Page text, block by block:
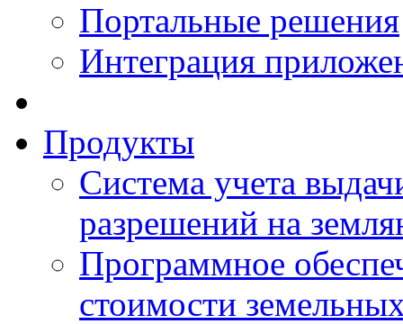
Портальные решения
Интеграция
Продукты
Система учета
разрешений на
Программное
стоимости